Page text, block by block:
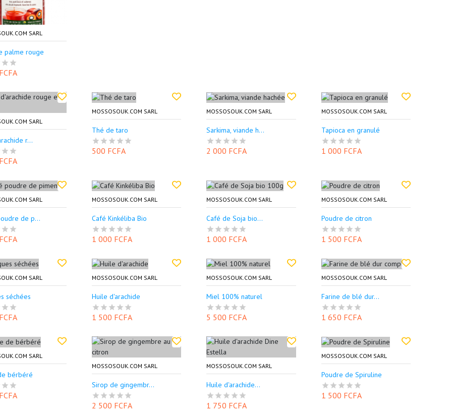
SARL
palme rouge
SARL
r...
MOSSOSOUK.COM SARL
Thé de taro
500 FCFA
MOSSOSOUK.COM SARL
Sarkima, viande h...
2 000 FCFA
MOSSOSOUK.COM SARL
Tapioca en granulé
1 000 FCFA
SARL
de p...
MOSSOSOUK.COM SARL
Café Kinkéliba Bio
1 000 FCFA
MOSSOSOUK.COM SARL
Café de Soja bio...
1 000 FCFA
MOSSOSOUK.COM SARL
Poudre de citron
1 500 FCFA
SARL
séchées
MOSSOSOUK.COM SARL
Huile d'arachide
1 500 FCFA
MOSSOSOUK.COM SARL
Miel 100% naturel
5 500 FCFA
MOSSOSOUK.COM SARL
Farine de blé dur...
1 650 FCFA
SARL
bérbéré
MOSSOSOUK.COM SARL
Sirop de gingembr...
2 500 FCFA
MOSSOSOUK.COM SARL
Huile d'arachide...
1 750 FCFA
MOSSOSOUK.COM SARL
Poudre de Spiruline
1 500 FCFA